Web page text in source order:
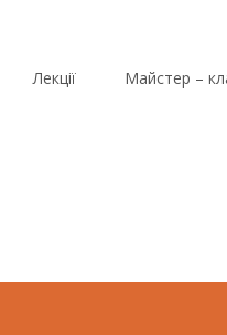
Лекції Майстер –